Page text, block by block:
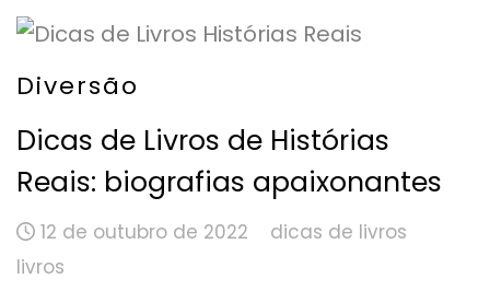
Diversão
Dicas de Livros de Histórias
Reais: biografias apaixonantes
12 de outubro de 2022
dicas de livros
livros